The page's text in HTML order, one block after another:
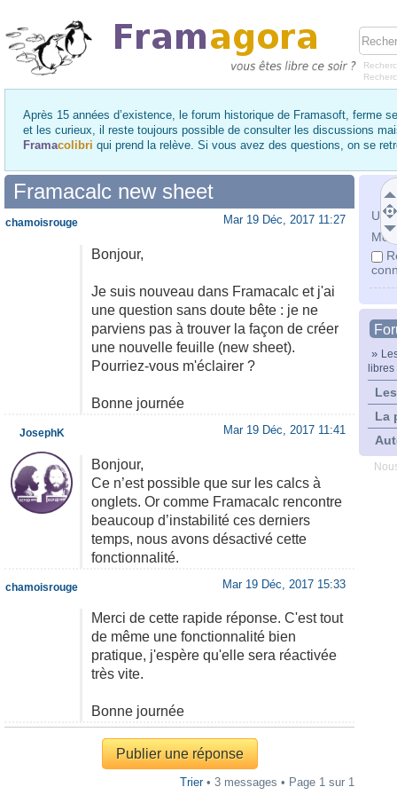
Après 15 années d’existence, le forum historique de Framasoft, ferme
et les curieux, il reste toujours possible de consulter les discussions
Framacolibri qui prend la relève. Si vous avez des questions, on se
Mot
»
libres
La
Framacalc new sheet
Mar 19 Déc, 2017 11:27
Bonjour,
Je suis nouveau dans Framacalc et j'ai
une question sans doute bête : je ne
parviens pas à trouver la façon de créer
une nouvelle feuille (new sheet).
Pourriez-vous m'éclairer ?
Bonne journée
chamoisrouge
Mar 19 Déc, 2017 11:41
Bonjour,
Ce n’est possible que sur les calcs à
onglets. Or comme Framacalc rencontre
beaucoup d’instabilité ces derniers
temps, nous avons désactivé cette
fonctionnalité.
JosephK
Mar 19 Déc, 2017 15:33
Merci de cette rapide réponse. C'est tout
de même une fonctionnalité bien
pratique, j'espère qu'elle sera réactivée
très vite.
Bonne journée
chamoisrouge
Publier une réponse
Trier• 3 messages • Page 1 sur 1